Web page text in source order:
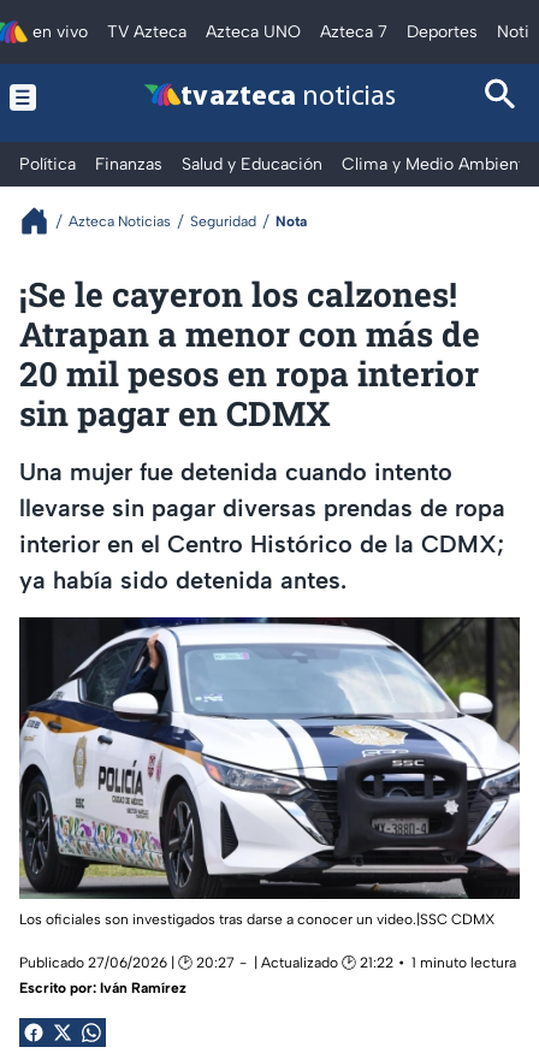
en vivo TV Azteca Azteca UNO Azteca 7 Deportes
tv azteca noticias
Política Finanzas Salud y Educación Clima y Medio Ambiente
Azteca Noticias Seguridad Nota
¡Se le cayeron los calzones!
Atrapan a menor con más de
20 mil pesos en ropa interior
sin pagar en CDMX
Una mujer fue detenida cuando intento
llevarse sin pagar diversas prendas de ropa
interior en el Centro Histórico de la CDMX;
ya había sido detenida antes.
Los oficiales son investigados tras darse a conocer un video.|SSC CDMX
Publicado 27/06/2026 | 🕑 20:27 | Actualizado 🕑 21:22
1 minuto lectura
Escrito por: Iván Ramírez